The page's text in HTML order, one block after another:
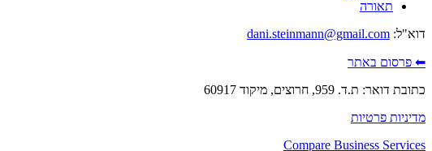
תאורה
דוא"ל: dani.steinmann@gmail.com
⬅ פרסום באתר
כתובת דואר: ת.ד. 959, חרוצים, מיקוד 60917
מדיניות פרטיות
Compare Business Services